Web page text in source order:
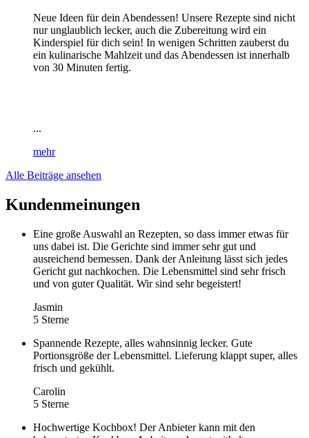
Neue Ideen für dein Abendessen! Unsere Rezepte sind nicht
nur unglaublich lecker, auch die Zubereitung wird ein
Kinderspiel für dich sein! In wenigen Schritten zauberst du
ein kulinarische Mahlzeit und das Abendessen ist innerhalb
von 30 Minuten fertig.
...
mehr
Alle Beiträge ansehen
Kundenmeinungen
Eine große Auswahl an Rezepten, so dass immer etwas für
uns dabei ist. Die Gerichte sind immer sehr gut und
ausreichend bemessen. Dank der Anleitung lässt sich jedes
Gericht gut nachkochen. Die Lebensmittel sind sehr frisch
und von guter Qualität. Wir sind sehr begeistert!
Jasmin
5 Sterne
Spannende Rezepte, alles wahnsinnig lecker. Gute
Portionsgröße der Lebensmittel. Lieferung klappt super, alles
frisch und gekühlt.
Carolin
5 Sterne
Hochwertige Kochbox! Der Anbieter kann mit den